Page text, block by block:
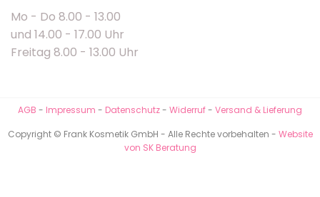
Mo - Do 8.00 - 13.00
und 14.00 - 17.00 Uhr
Freitag 8.00 - 13.00 Uhr
AGB - Impressum - Datenschutz- Widerruf- Versand & Lieferung
Copyright © Frank Kosmetik GmbH - Alle Rechte vorbehalten - Website
von SK Beratung